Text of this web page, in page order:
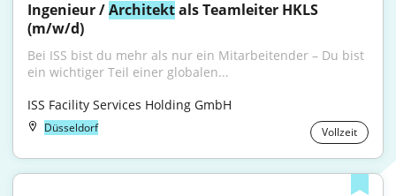
Ingenieur / Architekt als Teamleiter HKLS
(m/w/d)
Bei ISS bist du mehr als nur ein Mitarbeitender – Du bist
ein wichtiger Teil einer globalen...
ISS Facility Services Holding GmbH
Düsseldorf Vollzeit